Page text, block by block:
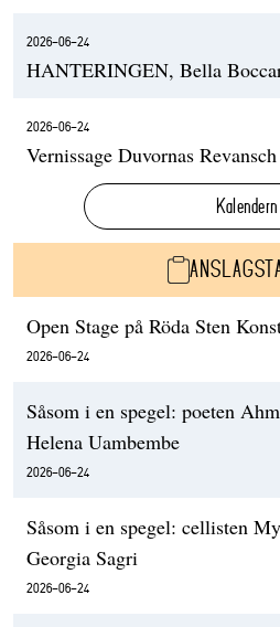
2026-06-24
HANTERINGEN, Bella
2026-06-24
Vernissage Duvornas Revansch
Kalendern
Open Stage på Röda Sten
2026-06-24
Såsom i en spegel: poeten
Helena Uambembe
2026-06-24
Såsom i en spegel: cellisten
Georgia Sagri
2026-06-24